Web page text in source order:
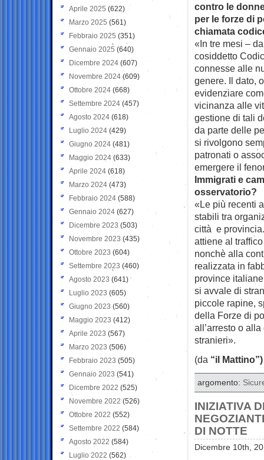
contro le
per le forze di
chiamata
«In tre mesi –
cosiddetto
connesse alle
genere. Il dato,
evidenziare
vicinanza alle
gestione di tali
da parte delle
si rivolgono
patronati o
emergere il
Immigrati e
osservatorio?
«Le più recenti
stabili tra
città e
attiene al
nonchè alla
realizzata in
province
si avvale di
piccole rapine,
della Forze di
all’arresto o
stranieri».
(da “il Mattino”)
argomento:
INIZIATIVA
DI NOTTE
Dicembre 10th,
Aprile 2025 (622)
Marzo 2025 (561)
Febbraio 2025 (351)
Gennaio 2025 (640)
Dicembre 2024 (607)
Novembre 2024(609)
Ottobre 2024 (668)
Settembre 2024 (457)
Agosto 2024 (618)
Luglio 2024 (429)
Giugno 2024 (481)
Maggio 2024 (633)
Aprile 2024 (618)
Marzo 2024 (473)
Febbraio 2024 (588)
Gennaio 2024 (627)
Dicembre 2023 (503)
Novembre 2023 (435)
Ottobre 2023 (604)
Settembre 2023 (460)
Agosto 2023 (641)
Luglio 2023 (605)
Giugno 2023 (560)
Maggio 2023 (412)
Aprile 2023 (567)
Marzo 2023 (506)
Febbraio 2023 (505)
Gennaio 2023 (541)
Dicembre 2022 (525)
Novembre 2022 (526)
Ottobre 2022 (552)
Settembre 2022 (584)
Agosto 2022 (584)
Luglio 2022 (562)